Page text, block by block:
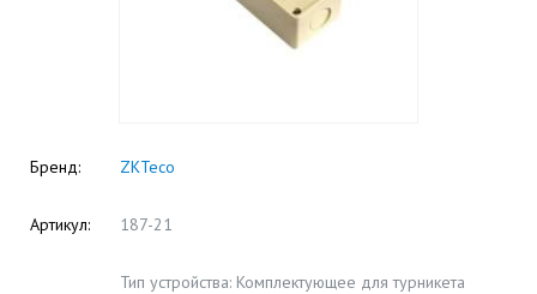
Бренд: ZKTeco
Артикул: 187-21
Тип устройства: Комплектующее для турникета